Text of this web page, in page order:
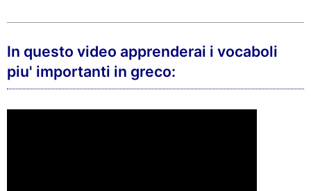
In questo video apprenderai i vocaboli
piu' importanti in greco: